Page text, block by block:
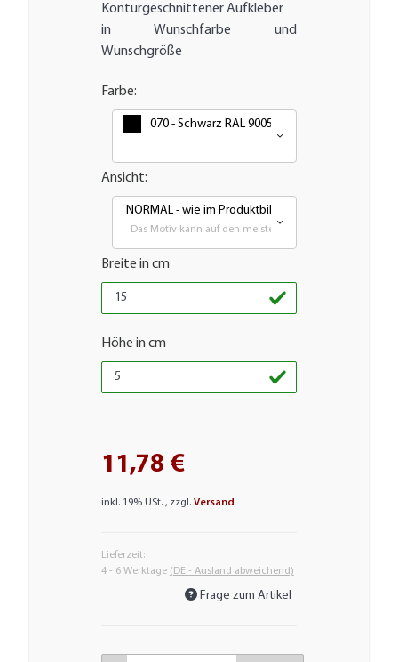
Konturgeschnittener Aufkleber
in Wunschfarbe und
Wunschgröße
Farbe:
070 - Schwarz RAL 9005
Ansicht:
NORMAL - wie im Produktbild
Das Motiv kann auf den meisten glatten Flächen
Breite in cm
Höhe in cm
11,78 €
inkl. 19% USt. , zzgl. Versand
Lieferzeit:
4 - 6 Werktage (DE - Ausland abweichend)
Frage zum Artikel